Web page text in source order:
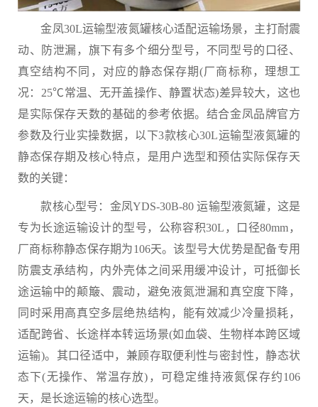
金凤30L运输型液氮罐核心适配运输场景，主打耐震
动、防泄漏，旗下有多个细分型号，不同型号的口径、
真空结构不同，对应的静态保存期(厂商标称，理想工
况：25℃常温、无开盖操作、静置状态)差异较大，这也
是实际保存天数的基础的参考依据。结合金凤品牌官方
参数及行业实操数据，以下3款核心30L运输型液氮罐的
静态保存期及核心特点，是用户选型和预估实际保存天
数的关键：
款核心型号：金凤YDS-30B-80 运输型液氮罐，这是
专为长途运输设计的型号，公称容积30L，口径80mm，
厂商标称静态保存期为106天。该型号大优势是配备专用
防震支承结构，内外壳体之间采用缓冲设计，可抵御长
途运输中的颠簸、震动，避免液氮泄漏和真空度下降，
同时采用高真空多层绝热结构，能有效减少冷量损耗，
适配跨省、长途样本转运场景(如血袋、生物样本跨区域
运输)。其口径适中，兼顾存取便利性与密封性，静态状
态下(无操作、常温存放)，可稳定维持液氮保存约106
天，是长途运输的核心选型。